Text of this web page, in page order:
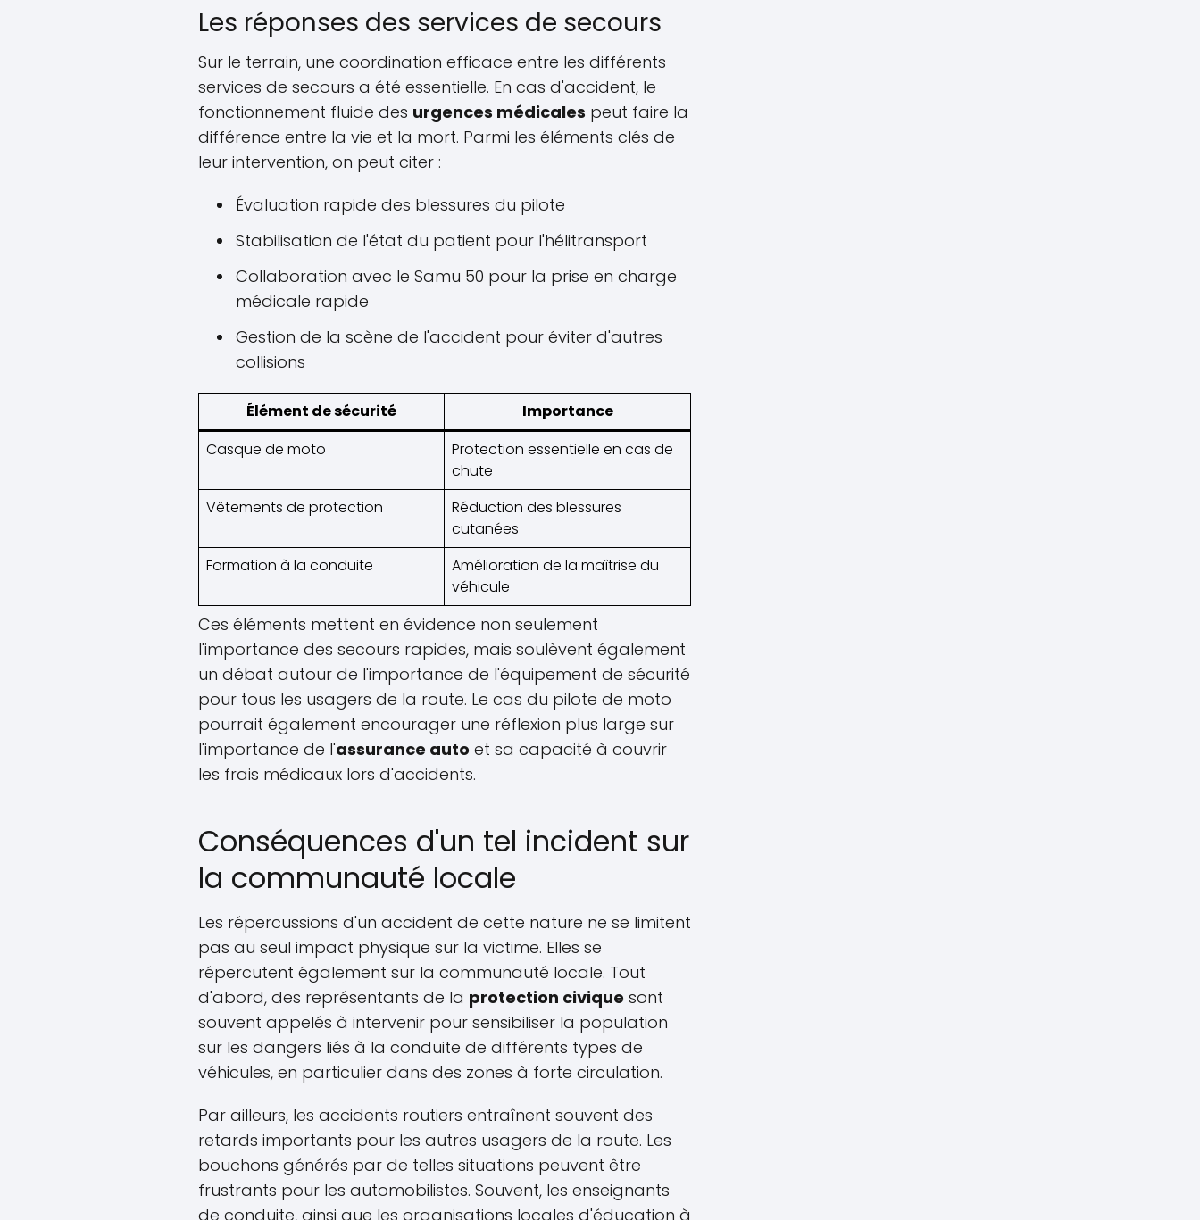
Les réponses des services de secours
Sur le terrain, une coordination efficace entre les différents
services de secours a été essentielle. En cas d'accident, le
fonctionnement fluide des urgences médicales peut faire la
différence entre la vie et la mort. Parmi les éléments clés de
leur intervention, on peut citer :
Évaluation rapide des blessures du pilote
Stabilisation de l'état du patient pour l'hélitransport
Collaboration avec le Samu 50 pour la prise en charge
médicale rapide
Gestion de la scène de l'accident pour éviter d'autres
collisions
Élément de sécurité
Importance
Casque de moto
Protection essentielle en cas de
chute
Vêtements de protection
Réduction des blessures
cutanées
Formation à la conduite
Amélioration de la maîtrise du
véhicule
Ces éléments mettent en évidence non seulement
l'importance des secours rapides, mais soulèvent également
un débat autour de l'importance de l'équipement de sécurité
pour tous les usagers de la route. Le cas du pilote de moto
pourrait également encourager une réflexion plus large sur
l'importance de l'assurance auto et sa capacité à couvrir
les frais médicaux lors d'accidents.
Conséquences d'un tel incident sur
la communauté locale
Les répercussions d'un accident de cette nature ne se limitent
pas au seul impact physique sur la victime. Elles se
répercutent également sur la communauté locale. Tout
d'abord, des représentants de la protection civique sont
souvent appelés à intervenir pour sensibiliser la population
sur les dangers liés à la conduite de différents types de
véhicules, en particulier dans des zones à forte circulation.
Par ailleurs, les accidents routiers entraînent souvent des
retards importants pour les autres usagers de la route. Les
bouchons générés par de telles situations peuvent être
frustrants pour les automobilistes. Souvent, les enseignants
de conduite, ainsi que les organisations locales d'éducation à